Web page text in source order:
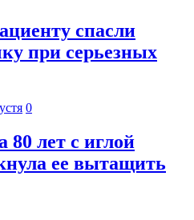
спасли
при серьезных
0
лет с иглой
ее вытащить